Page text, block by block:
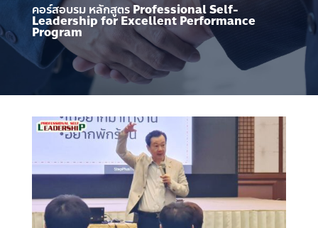
คอร์สอบรม หลักสูตรProfessional Self-
Leadership for Excellent Performance
Program